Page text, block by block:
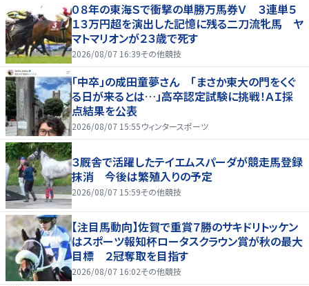
０８年の東海Ｓで衝撃の単勝万馬券Ｖ ３連単５
１３万円超を演出した記憶に残る二刀流牝馬 ヤ
マトマリオンが２３歳で死す
2026/08/07 16:39その他競技
「中卒」の成田童夢さん 「まさか東大の門をくぐ
る日が来るとは…」高卒認定試験に挑戦！ＡＩ採
点結果を公表
2026/08/07 15:55ウィンタースポーツ
３厩舎で活躍したテイエムスパーダが競走馬登録
抹消 今後は繁殖入りの予定
2026/08/07 15:59その他競技
【注目馬動向】佐賀で重賞７勝のサキドリトッケン
はスポーツ報知杯ロータスクラウン賞が秋の最大
目標 ２冠奪取を目指す
2026/08/07 16:02その他競技